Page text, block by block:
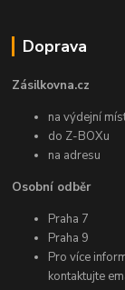
Doprava
Zásilkovna.cz
na výdejní
do Z-BOXu
na adresu
Osobní odběr
Praha 7
Praha 9
Pro více
kontaktujte